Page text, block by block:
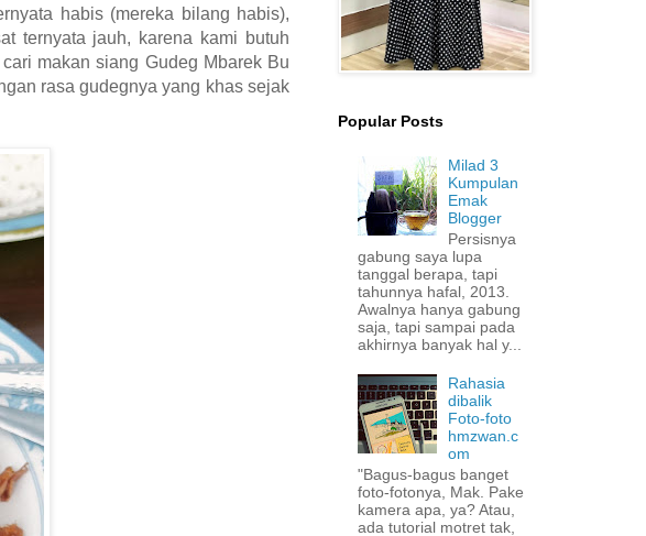
habis (mereka bilang habis),
ternyata jauh, karena kami butuh
makan siang Gudeg Mbarek Bu
rasa gudegnya yang khas sejak
Popular Posts
Milad 3
Kumpulan
Emak
Blogger
Persisnya
gabung saya lupa
tanggal berapa, tapi
tahunnya hafal, 2013.
Awalnya hanya gabung
saja, tapi sampai pada
akhirnya banyak hal y...
Rahasia
dibalik
Foto-foto
hmzwan.c
om
"Bagus-bagus banget
foto-fotonya, Mak. Pake
kamera apa, ya? Atau,
ada tutorial motret tak,